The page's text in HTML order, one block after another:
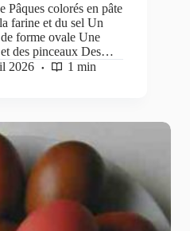
Pâques colorés en pâte
farine et du sel Un
forme ovale Une
des pinceaux Des…
2026 1 min